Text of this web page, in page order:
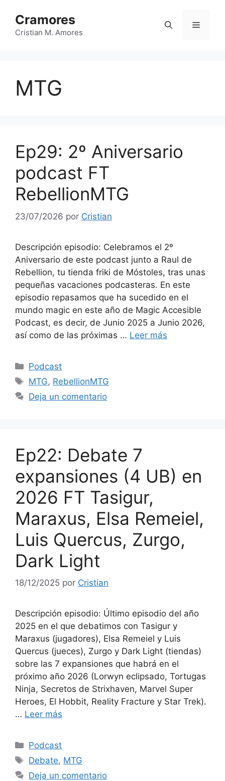
contenido
Cramores
Cristian M. Amores
Menú
MTG
Ep29: 2º Aniversario
podcast FT
RebellionMTG
23/07/2026 por Cristian
Descripción episodio: Celebramos el 2º
Aniversario de este podcast junto a Raul de
Rebellion, tu tienda friki de Móstoles, tras unas
pequeñas vacaciones podcasteras. En este
episodio repasamos que ha sucedido en el
mundo magic en este año de Magic Accesible
Podcast, es decir, de Junio 2025 a Junio 2026,
así como de las próximas … Leer más
Categorías
Podcast
Etiquetas
MTG, RebellionMTG
Deja un comentario
Ep22: Debate 7
expansiones (4 UB) en
2026 FT Tasigur,
Maraxus, Elsa Remeiel,
Luis Quercus, Zurgo,
Dark Light
18/12/2025 por Cristian
Descripción episodio: Último episodio del año
2025 en el que debatimos con Tasigur y
Maraxus (jugadores), Elsa Remeiel y Luis
Quercus (jueces), Zurgo y Dark Light (tiendas)
sobre las 7 expansiones que habrá en el
próximo año 2026 (Lorwyn eclipsado, Tortugas
Ninja, Secretos de Strixhaven, Marvel Super
Heroes, El Hobbit, Reality Fracture y Star Trek).
… Leer más
Categorías
Podcast
Etiquetas
Debate, MTG
Deja un comentario